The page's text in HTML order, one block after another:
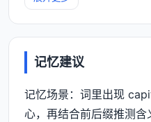
记忆建议
记忆场景：词里出现
心，再结合前后缀推测